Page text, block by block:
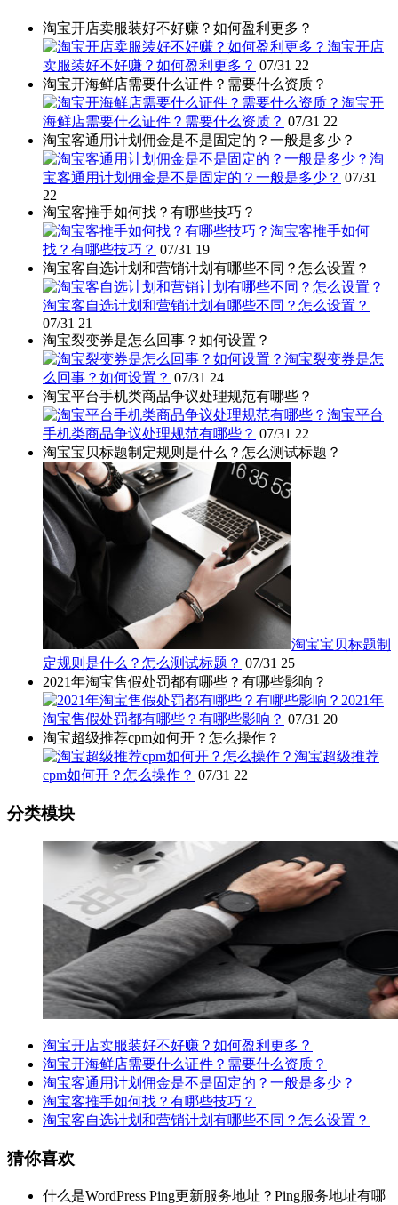
淘宝开店卖服装好不好赚？如何盈利更多？
淘宝开店
卖服装好不好赚？如何盈利更多？ 07/31 22
淘宝开海鲜店需要什么证件？需要什么资质？
淘宝开
海鲜店需要什么证件？需要什么资质？ 07/31 22
淘宝客通用计划佣金是不是固定的？一般是多少？
淘
宝客通用计划佣金是不是固定的？一般是多少？ 07/31
22
淘宝客推手如何找？有哪些技巧？
淘宝客推手如何
找？有哪些技巧？ 07/31 19
淘宝客自选计划和营销计划有哪些不同？怎么设置？
淘宝客自选计划和营销计划有哪些不同？怎么设置？
07/31 21
淘宝裂变券是怎么回事？如何设置？
淘宝裂变券是怎
么回事？如何设置？ 07/31 24
淘宝平台手机类商品争议处理规范有哪些？
淘宝平台
手机类商品争议处理规范有哪些？ 07/31 22
淘宝宝贝标题制定规则是什么？怎么测试标题？
淘宝宝贝标题制
定规则是什么？怎么测试标题？ 07/31 25
2021年淘宝售假处罚都有哪些？有哪些影响？
2021年
淘宝售假处罚都有哪些？有哪些影响？ 07/31 20
淘宝超级推荐cpm如何开？怎么操作？
淘宝超级推荐
cpm如何开？怎么操作？ 07/31 22
分类模块
淘宝开店卖服装好不好赚？如何盈利更多？
淘宝开海鲜店需要什么证件？需要什么资质？
淘宝客通用计划佣金是不是固定的？一般是多少？
淘宝客推手如何找？有哪些技巧？
淘宝客自选计划和营销计划有哪些不同？怎么设置？
猜你喜欢
什么是WordPress Ping更新服务地址？Ping服务地址有哪